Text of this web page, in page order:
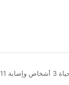
الإنسان